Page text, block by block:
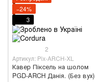
−24%
3
2
Артикул: Pix-ARCH-XL
Кавер Піксель на шолом
PGD-ARCH Данія. (Без вух)